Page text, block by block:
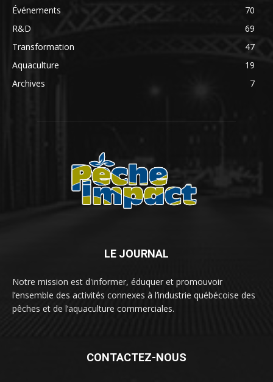
Événements
70
R&D
69
Transformation
47
Aquaculture
19
Archives
7
LE JOURNAL
Notre mission est d'informer, éduquer et promouvoir
l’ensemble des activités connexes à l’industrie québécoise des
pêches et de l’aquaculture commerciales.
CONTACTEZ-NOUS